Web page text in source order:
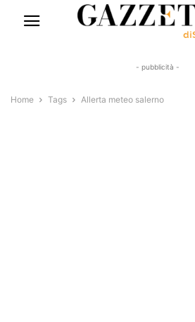
- pubblicità -
Home Tags Allerta meteo salerno